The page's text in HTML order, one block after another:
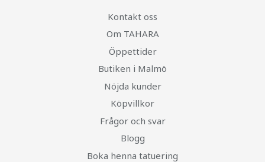
Kontakt oss
Om TAHARA
Öppettider
Butiken i Malmö
Nöjda kunder
Köpvillkor
Frågor och svar
Blogg
Boka henna tatuering